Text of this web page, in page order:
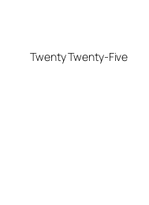
Twenty Twenty-Five